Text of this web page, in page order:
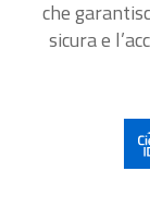
che
sicura e